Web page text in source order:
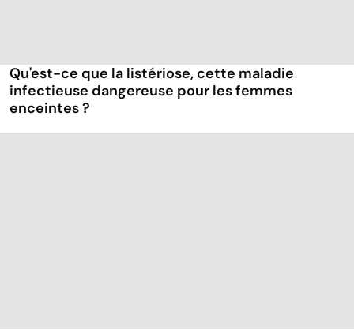
Qu'est-ce que la listériose, cette maladie
infectieuse dangereuse pour les femmes
enceintes ?